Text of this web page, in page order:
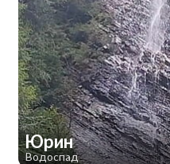
Юрин
Водоспад